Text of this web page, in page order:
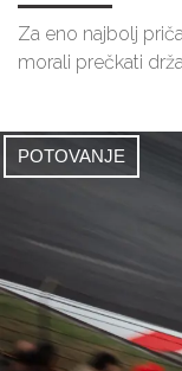
Za eno najbolj
morali prečkati
POTOVANJE